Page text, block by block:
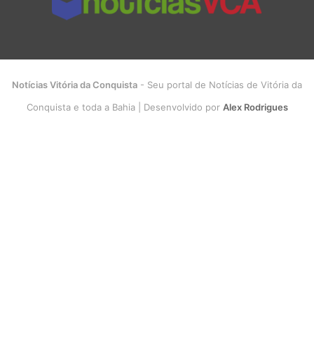
Notícias Vitória da Conquista - Seu portal de Notícias de Vitória da
Conquista e toda a Bahia | Desenvolvido por Alex Rodrigues